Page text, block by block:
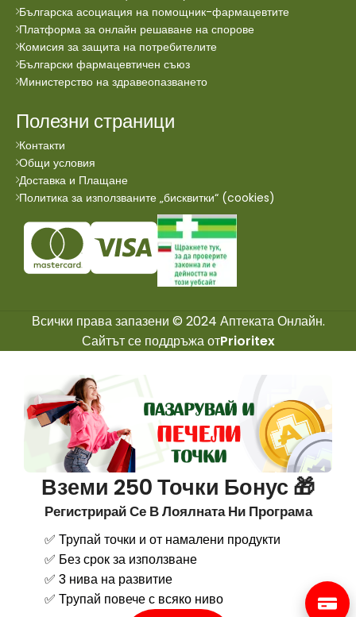
Българска асоциация на помощник-фармацевтите
Платформа за онлайн решаване на спорове
Комисия за защита на потребителите
Български фармацевтичен съюз
Министерство на здравеопазването
Полезни страници
Контакти
Общи условия
Доставка и Плащане
Политика за използваните „бисквитки“ (cookies)
Всички права запазени © 2024 Аптеката Онлайн.
Сайтът се поддръжа отPrioritex
Вземи 250 Точки Бонус 🎁
Регистрирай Се В Лоялната Ни Програма
✅ Трупай точки и от намалени продукти
✅ Без срок за използване
✅ 3 нива на развитие
✅ Трупай повече с всяко ниво